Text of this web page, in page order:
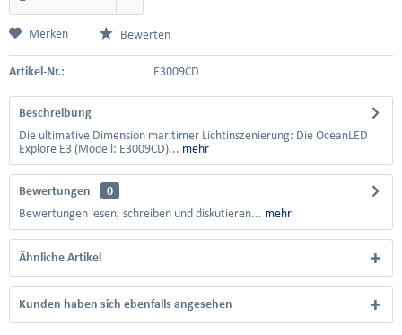
Merken Bewerten
Artikel-Nr.: E3009CD
Beschreibung
Die ultimative Dimension maritimer Lichtinszenierung: Die OceanLED
Explore E3 (Modell: E3009CD)... mehr
Bewertungen
0
Bewertungen lesen, schreiben und diskutieren... mehr
Ähnliche Artikel
Kunden haben sich ebenfalls angesehen